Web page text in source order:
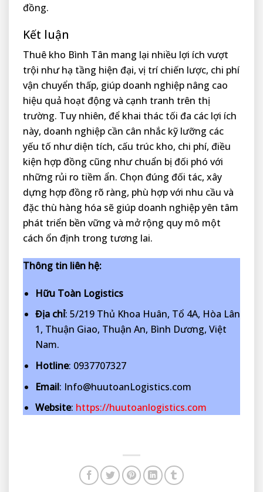
đồng.
Kết luận
Thuê kho Bình Tân mang lại nhiều lợi ích vượt
trội như hạ tầng hiện đại, vị trí chiến lược, chi phí
vận chuyển thấp, giúp doanh nghiệp nâng cao
hiệu quả hoạt động và cạnh tranh trên thị
trường. Tuy nhiên, để khai thác tối đa các lợi ích
này, doanh nghiệp cần cân nhắc kỹ lưỡng các
yếu tố như diện tích, cấu trúc kho, chi phí, điều
kiện hợp đồng cũng như chuẩn bị đối phó với
những rủi ro tiềm ẩn. Chọn đúng đối tác, xây
dựng hợp đồng rõ ràng, phù hợp với nhu cầu và
đặc thù hàng hóa sẽ giúp doanh nghiệp yên tâm
phát triển bền vững và mở rộng quy mô một
cách ổn định trong tương lai.
Thông tin liên hệ:
Hữu Toàn Logistics
Địa chỉ: 5/219 Thủ Khoa Huân, Tổ 4A, Hòa Lân
1, Thuận Giao, Thuận An, Bình Dương, Việt
Nam.
Hotline: 0937707327
Email: Info@huutoanLogistics.com
Website: https://huutoanlogistics.com